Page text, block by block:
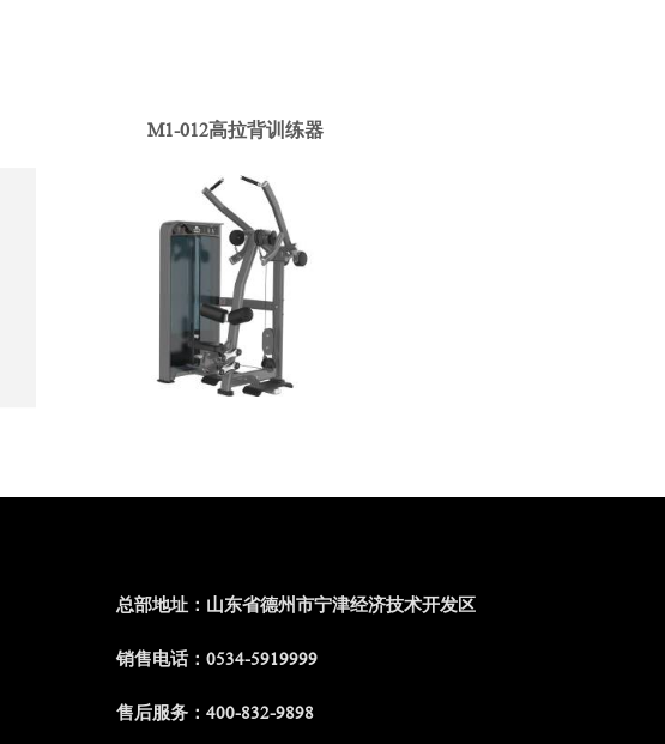
M1-012高拉背训练器
总部地址：山东省德州市宁津经济技术开发区
销售电话：0534-5919999
售后服务：400-832-9898